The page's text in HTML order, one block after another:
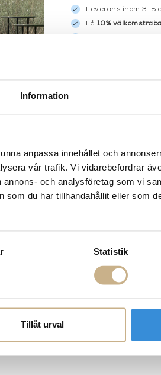
Information
anpassa innehållet och
vår trafik. Vi vidarebefordrar
och analysföretag som vi
som du har tillhandahållit eller som
Statistik
Tillåt urval
Leverans inom 3-5
Få 10%